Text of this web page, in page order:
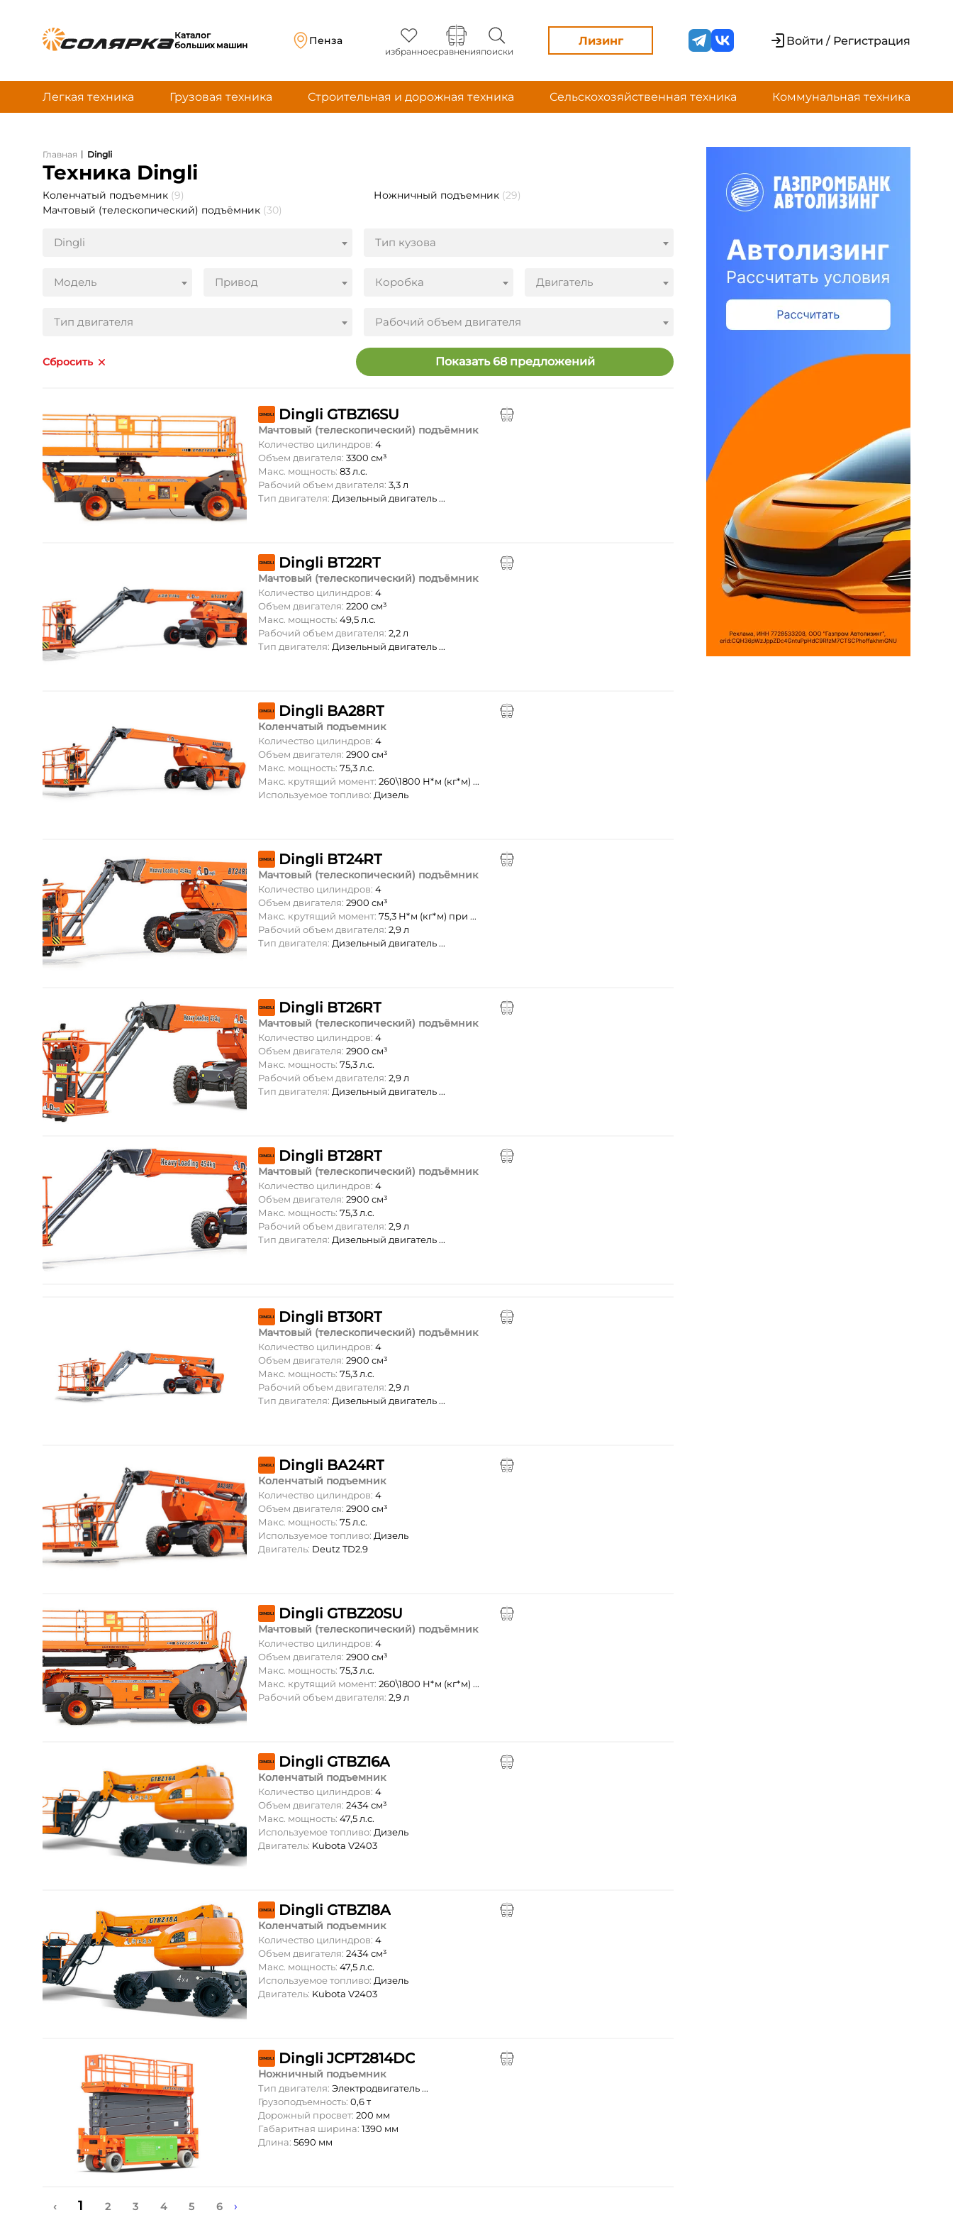
Каталог
больших машин
Пенза
избранноесравненияпоиски
Лизинг Войти / Регистрация
Легкая техника Грузовая техника Строительная и дорожная техника Сельскохозяйственная техника Коммунальная техника
Главная | Dingli
Техника Dingli
Коленчатый подъемник (9) Ножничный подъемник (29)
Мачтовый (телескопический) подъёмник (30)
Dingli
Модель Привод
Тип двигателя
Тип кузова
Коробка Двигатель
Рабочий объем двигателя
Сбросить Показать 68 предложений
Dingli GTBZ16SU
Мачтовый (телескопический) подъёмник
Количество цилиндров: 4
Объем двигателя: 3300 см³
Макс. мощность: 83 л.с.
Рабочий объем двигателя: 3,3 л
Тип двигателя: Дизельный двигатель ...
Dingli BT22RT
Мачтовый (телескопический) подъёмник
Количество цилиндров: 4
Объем двигателя: 2200 см³
Макс. мощность: 49,5 л.с.
Рабочий объем двигателя: 2,2 л
Тип двигателя: Дизельный двигатель ...
Dingli BA28RT
Коленчатый подъемник
Количество цилиндров: 4
Объем двигателя: 2900 см³
Макс. мощность: 75,3 л.с.
Макс. крутящий момент: 260\1800 Н*м (кг*м) ...
Используемое топливо: Дизель
Dingli BT24RT
Мачтовый (телескопический) подъёмник
Количество цилиндров: 4
Объем двигателя: 2900 см³
Макс. крутящий момент: 75,3 Н*м (кг*м) при ...
Рабочий объем двигателя: 2,9 л
Тип двигателя: Дизельный двигатель ...
Dingli BT26RT
Мачтовый (телескопический) подъёмник
Количество цилиндров: 4
Объем двигателя: 2900 см³
Макс. мощность: 75,3 л.с.
Рабочий объем двигателя: 2,9 л
Тип двигателя: Дизельный двигатель ...
Dingli BT28RT
Мачтовый (телескопический) подъёмник
Количество цилиндров: 4
Объем двигателя: 2900 см³
Макс. мощность: 75,3 л.с.
Рабочий объем двигателя: 2,9 л
Тип двигателя: Дизельный двигатель ...
Dingli BT30RT
Мачтовый (телескопический) подъёмник
Количество цилиндров: 4
Объем двигателя: 2900 см³
Макс. мощность: 75,3 л.с.
Рабочий объем двигателя: 2,9 л
Тип двигателя: Дизельный двигатель ...
Dingli BA24RT
Коленчатый подъемник
Количество цилиндров: 4
Объем двигателя: 2900 см³
Макс. мощность: 75 л.с.
Используемое топливо: Дизель
Двигатель: Deutz TD2.9
Dingli GTBZ20SU
Мачтовый (телескопический) подъёмник
Количество цилиндров: 4
Объем двигателя: 2900 см³
Макс. мощность: 75,3 л.с.
Макс. крутящий момент: 260\1800 Н*м (кг*м) ...
Рабочий объем двигателя: 2,9 л
Dingli GTBZ16A
Коленчатый подъемник
Количество цилиндров: 4
Объем двигателя: 2434 см³
Макс. мощность: 47,5 л.с.
Используемое топливо: Дизель
Двигатель: Kubota V2403
Dingli GTBZ18A
Коленчатый подъемник
Количество цилиндров: 4
Объем двигателя: 2434 см³
Макс. мощность: 47,5 л.с.
Используемое топливо: Дизель
Двигатель: Kubota V2403
Dingli JCPT2814DC
Ножничный подъемник
Тип двигателя: Электродвигатель ...
Грузоподъемность: 0,6 т
Дорожный просвет: 200 мм
Габаритная ширина: 1390 мм
Длина: 5690 мм
‹ 1 2 3 4 5 6 ›